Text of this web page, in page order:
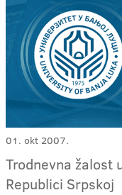
01. okt 2007.
Trodnevna žalost
Republici Srpskoj